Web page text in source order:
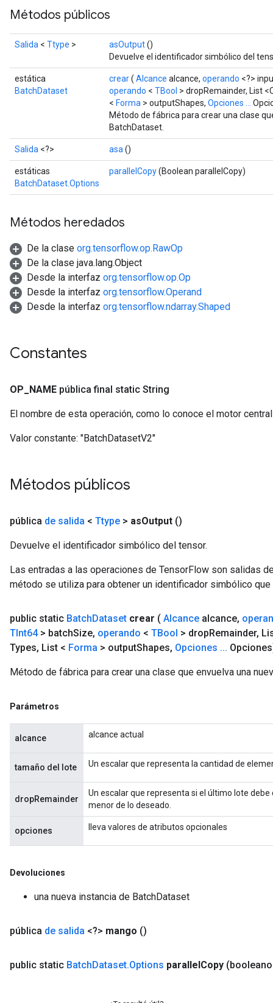
Métodos públicos
Salida < Ttype > asOutput()
Devuelve el identificador simbólico del
estática
BatchDataset
crear( Alcance alcance, operando <?>
operando < TBool > dropRemainder, List
< Forma > outputShapes, Opciones ...
Método de fábrica para crear una clase
BatchDataset.
Salida <?> asa ()
estáticas
BatchDataset.Options
parallelCopy(Boolean parallelCopy)
Métodos heredados
De la clase org.tensorflow.op.RawOp
De la clase java.lang.Object
Desde la interfaz org.tensorflow.op.Op
Desde la interfaz org.tensorflow.Operand
Desde la interfaz org.tensorflow.ndarray.Shaped
Constantes
OP NAME pública final static String
El nombre de esta operación, como lo conoce el motor
Valor constante: "BatchDatasetV2"
Métodos públicos
pública de salida < Ttype > asOutput ()
Devuelve el identificador simbólico del tensor.
Las entradas a las operaciones de TensorFlow son salidas
método se utiliza para obtener un identificador simbólico
public static BatchDataset crear ( Alcance alcance,
TInt64> batchSize, operando < TBool > dropRemainder,
Types, List < Forma > outputShapes, Opciones ...
Método de fábrica para crear una clase que envuelva una
Parámetros
alcance alcance actual
tamaño del lote Un escalar que representa la cantidad de
dropRemainder
Un escalar que representa si el último lote
menor de lo deseado.
opciones lleva valores de atributos opcionales
Devoluciones
una nueva instancia de BatchDataset
pública de salida <?> mango ()
public static BatchDataset.Options parallelCopy